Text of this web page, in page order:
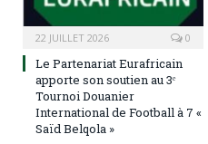
22 JUILLET 2026 0
Le Partenariat Eurafricain
apporte son soutien au 3ᵉ
Tournoi Douanier
International de Football à 7 «
Saïd Belqola »